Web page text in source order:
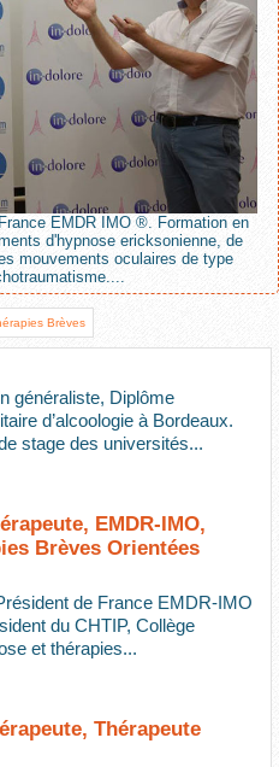
EMDR IMO ®. Formation en
d'hypnose ericksonienne, de
mouvements oculaires de type
Brèves
généraliste, Diplôme
d’alcoologie à Bordeaux.
stage des universités...
EMDR-IMO,
Brèves Orientées
de France EMDR-IMO
du CHTIP, Collège
et thérapies...
Thérapeute